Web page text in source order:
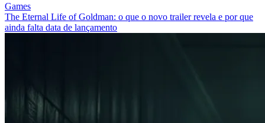
Games
The Eternal Life of Goldman: o que o novo trailer revela e por que
ainda falta data de lançamento